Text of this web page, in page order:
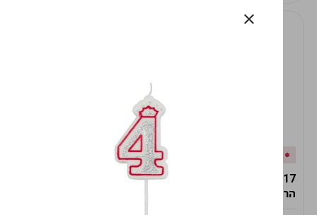
הרמס 19ס"מ -לבן נקי
במלאי